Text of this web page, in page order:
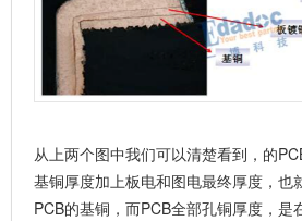
从上两个图中我们可以清楚看到，的
基铜厚度加上板电和图电最终厚度，也
PCB的基铜，而PCB全部孔铜厚度，是